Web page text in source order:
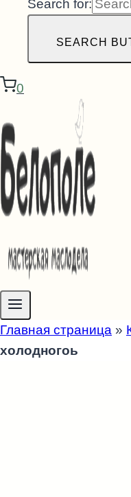
Search for:
SEARCH
0
Главная страница »
холодногоь